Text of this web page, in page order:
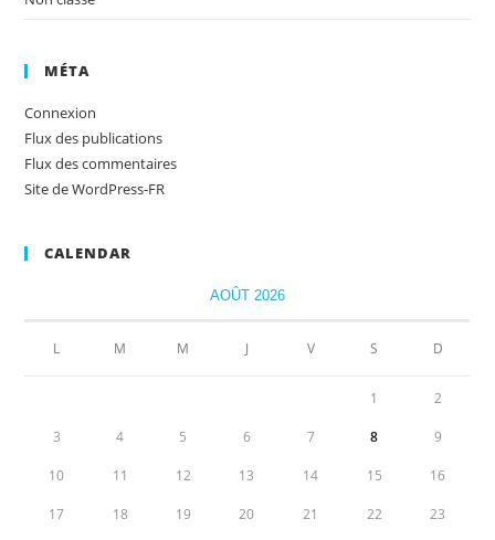
MÉTA
Connexion
Flux des publications
Flux des commentaires
Site de WordPress-FR
CALENDAR
AOÛT 2026
L M M J V S D
1 2
3 4 5 6 7 8 9
10 11 12 13 14 15 16
17 18 19 20 21 22 23